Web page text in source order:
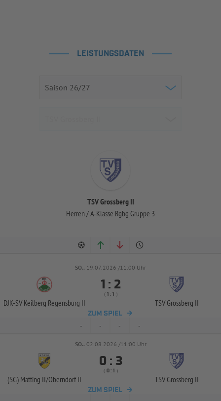
LEISTUNGSDATEN
TSV Grossberg II
Herren / A-Klasse Rgbg Gruppe 3
SO.. 19.07.2026 /11:00 Uhr
DJK-SV Keilberg Regensburg II
 : 
(  :  )
TSV Grossberg II
ZUM SPIEL
- - - -
SO.. 02.08.2026 /11:00 Uhr
(SG) Matting II/Oberndorf II
 : 
( :  )
TSV Grossberg II
ZUM SPIEL